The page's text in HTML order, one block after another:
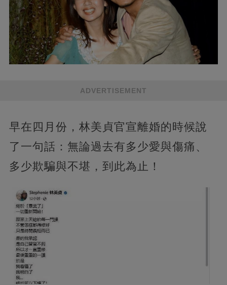
ADVERTISEMENT
早在四月份，林美貞官宣離婚的時候說
了一句話：無論過去有多少愛與傷痛、
多少欺騙與不堪，到此為止！